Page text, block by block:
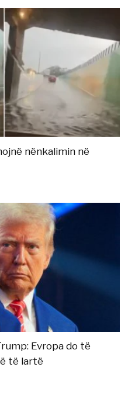
nënkalimin në
Evropa do të
të lartë